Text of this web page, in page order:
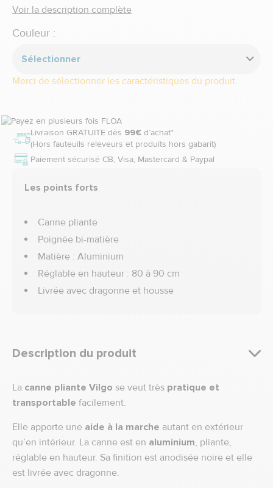
Voir la description complète
Couleur :
Sélectionner
Merci de sélectionner les caractéristiques du produit.
Livraison GRATUITE dès 99€ d’achat*
(Hors fauteuils releveurs et produits hors gabarit)
Paiement sécurisé CB, Visa, Mastercard & Paypal
Les points forts
Canne pliante
Poignée bi-matière
Matière : Aluminium
Réglable en hauteur : 80 à 90 cm
Livrée avec dragonne et housse
Description du produit
La canne pliante Vilgo se veut très pratique et
transportable facilement.
Elle apporte une aide à la marche autant en extérieur
qu’en intérieur. La canne est en aluminium, pliante,
réglable en hauteur. Sa finition est anodisée noire et elle
est livrée avec dragonne.